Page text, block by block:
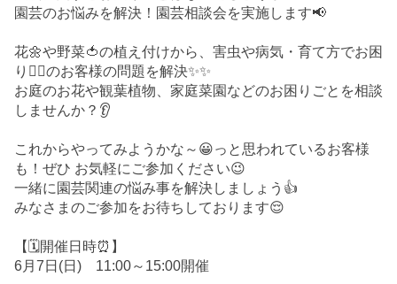
園芸のお悩みを解決！園芸相談会を実施します📢
花🌼や野菜🍅の植え付けから、害虫や病気・育て方でお困
り😮‍💨のお客様の問題を解決✨✨
お庭のお花や観葉植物、家庭菜園などのお困りごとを相談
しませんか？👂
これからやってみようかな～😀っと思われているお客様
も！ぜひ お気軽にご参加ください😉
一緒に園芸関連の悩み事を解決しましょう👍
みなさまのご参加をお待ちしております😌
【🗓️開催日時⏰】
6月7日(日) 11:00～15:00開催